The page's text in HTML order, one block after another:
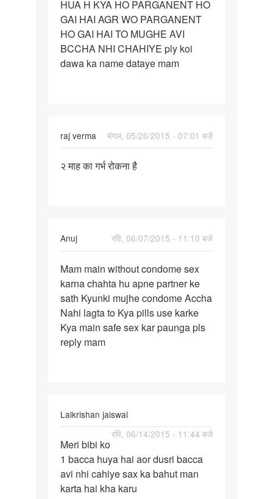
PATNER
KO
DO
DIN
HUA H KYA HO PARGANENT HO
GAI HAI AGR WO PARGANENT
HO GAI HAI TO MUGHE AVI
BCCHA NHI CHAHIYE ply koi
dawa ka name dataye mam
raj verma
मंगल, 05/26/2015 - 07:01 बजे
२
है
२ माह का गर्भ रोकना है
Anuj
रवि, 06/07/2015 - 11:10 बजे
Mam
main
without
condome
sex
Mam main without condome sex
karna chahta hu apne partner ke
sath Kyunki mujhe condome Accha
Nahi lagta to Kya pills use karke
Kya main safe sex kar paunga pls
reply mam
Lalkrishan jaiswal
रवि, 06/14/2015 - 11:44 बजे
Meri
bibi
ko
1
Meri bibi ko
1 bacca huya hai aor dusri bacca
avi nhi cahiye sax ka bahut man
karta hai kha karu